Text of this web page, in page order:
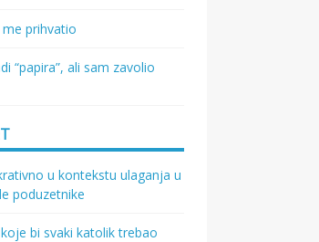
prihvatio
“papira”, ali sam zavolio
u kontekstu ulaganja u
poduzetnike
bi svaki katolik trebao